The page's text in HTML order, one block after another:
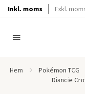
Inkl. moms Exkl.
Hem Pokémon TCG
Diancie